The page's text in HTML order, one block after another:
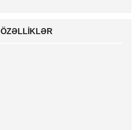
ÖZƏLLIKLƏR